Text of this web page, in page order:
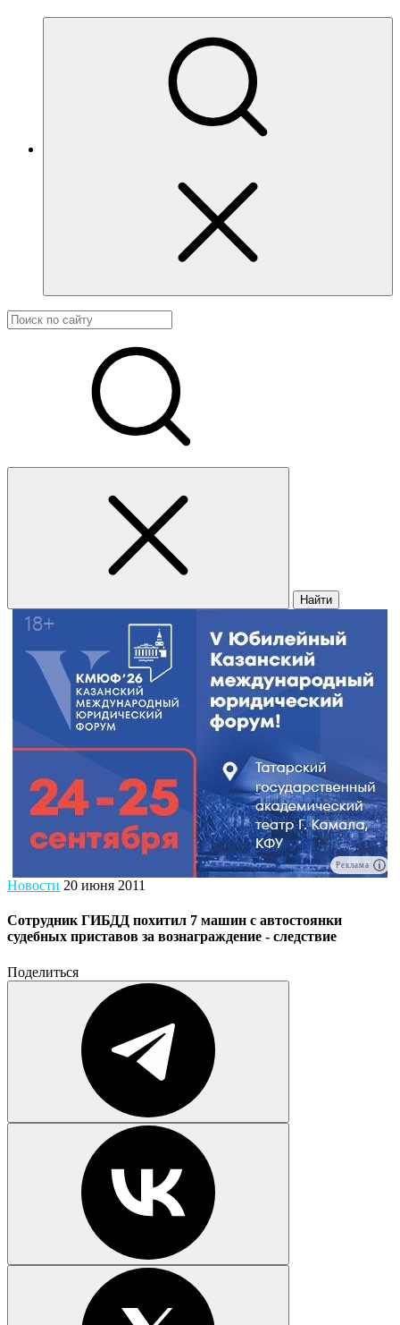
Найти
Реклама
Новости 20 июня 2011
Сотрудник ГИБДД похитил 7 машин с автостоянки
судебных приставов за вознаграждение - следствие
Поделиться